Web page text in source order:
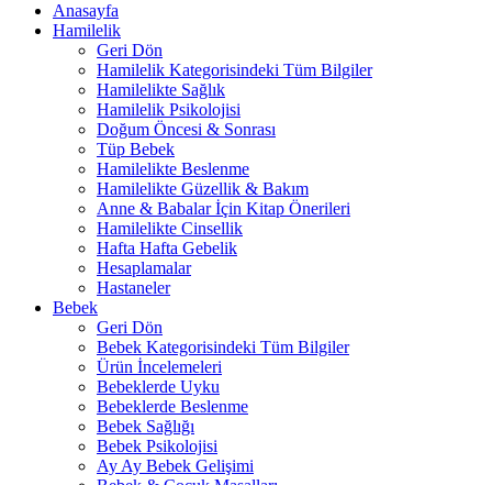
Anasayfa
Hamilelik
Geri Dön
Hamilelik Kategorisindeki Tüm Bilgiler
Hamilelikte Sağlık
Hamilelik Psikolojisi
Doğum Öncesi & Sonrası
Tüp Bebek
Hamilelikte Beslenme
Hamilelikte Güzellik & Bakım
Anne & Babalar İçin Kitap Önerileri
Hamilelikte Cinsellik
Hafta Hafta Gebelik
Hesaplamalar
Hastaneler
Bebek
Geri Dön
Bebek Kategorisindeki Tüm Bilgiler
Ürün İncelemeleri
Bebeklerde Uyku
Bebeklerde Beslenme
Bebek Sağlığı
Bebek Psikolojisi
Ay Ay Bebek Gelişimi